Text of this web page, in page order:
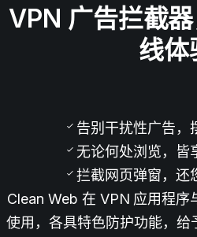
VPN 广告拦截
线体
告别干扰性广告，
无论何处浏览，皆
拦截网页弹窗，还
Clean Web 在 VPN 应用程序
使用，各具特色防护功能，给